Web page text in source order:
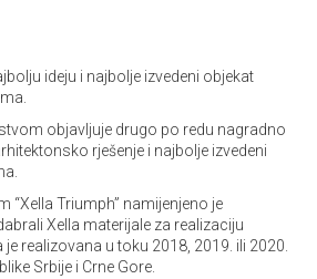
ideju i najbolje izvedeni objekat
objavljuje drugo po redu nagradno
rješenje i najbolje izvedeni
“Xella Triumph” namijenjeno je
Xella materijale za realizaciju
realizovana u toku 2018, 2019. ili 2020.
Srbije i Crne Gore.